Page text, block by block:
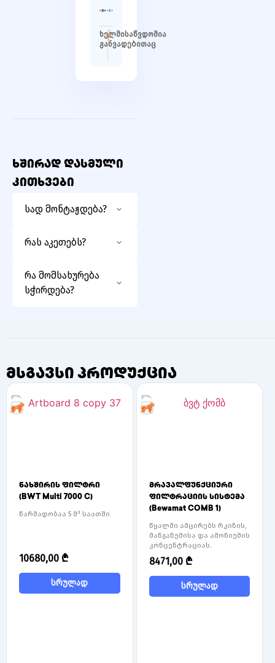
ხელმისაწვდომია
განვადებითაც
ხშირად დასმული
კითხვები
სად მონტაჟდება?
შემომსვლელ მილზე
შემდეგ, ტექნიკურ
ოთახში.
რას აკეთებს?
ბაქტერიებს,
ვირუსებსა და
რა მომსახურება
სჭირდება?
მსგავსი პროდუქცია
ნახშირის ფილტრი
(BWT Multi 7000 C)
წარმადობაა 5 მ³ საათში
10680,00 ₾
სრულად
მრავალფუნქციური
ფილტრაციის სისტემა
(Bewamat COMB 1)
წყალში ამცირებს რკინის,
მანგანუმისა და ამონიუმის
კონცენტრაციას.
8471,00 ₾
სრულად